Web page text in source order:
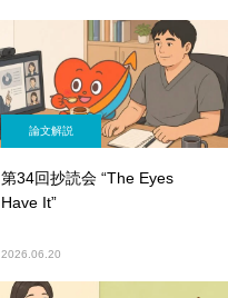
論文解説
第34回抄読会 “The Eyes
Have It”
2026.06.20